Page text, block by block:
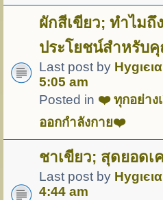
ผักสีเขียว; ทำไมถึ
ประโยชน์สำหรับ
Last post by Hуgιєια
5:05 am
Posted in ❤️ ทุกอย่าง
ออกกำลังกาย❤️
ชาเขียว; สุดยอดเ
Last post by Hуgιєια
4:44 am